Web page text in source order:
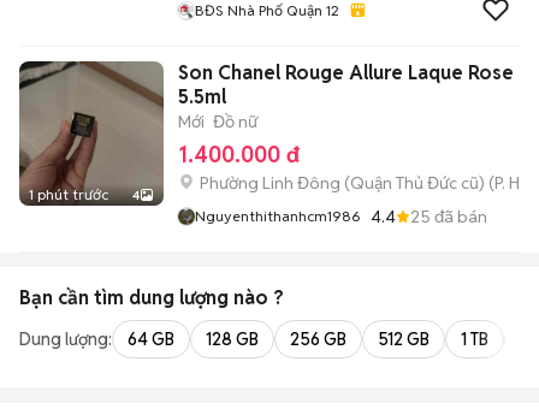
BĐS Nhà Phố Quận 12
1 phút trước 4
Son Chanel Rouge Allure Laque Rose
5.5ml
Mới Đồ nữ
1.400.000 đ
Phường Linh Đông (Quận Thủ Đức cũ) (P.
Nguyenthithanhcm1986 4.4 25 đã bán
Bạn cần tìm dung lượng nào ?
Dung lượng: 64 GB 128 GB 256 GB 512 GB 1 TB